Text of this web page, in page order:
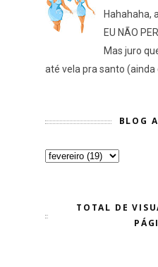
Hahahaha,
EU NÃO
Mas juro
até vela pra santo (ainda
BLOG
TOTAL DE